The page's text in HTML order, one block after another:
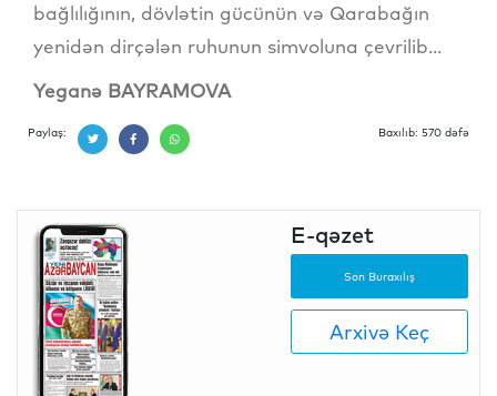
bağlılığının, dövlətin gücünün və Qarabağın
yenidən dirçələn ruhunun simvoluna çevrilib...
Yeganə BAYRAMOVA
Paylaş: Baxılıb: 570 dəfə
E-qəzet
Son Buraxılış
Arxivə Keç